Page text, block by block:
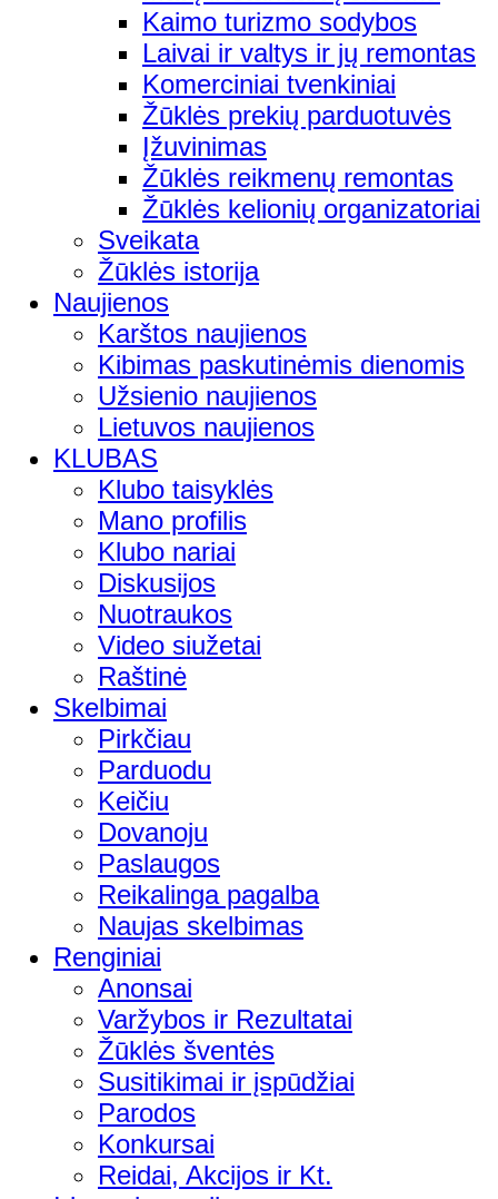
Kaimo turizmo sodybos
Laivai ir valtys ir jų remontas
Komerciniai tvenkiniai
Žūklės prekių parduotuvės
Įžuvinimas
Žūklės reikmenų remontas
Žūklės kelionių organizatoriai
Sveikata
Žūklės istorija
Naujienos
Karštos naujienos
Kibimas paskutinėmis dienomis
Užsienio naujienos
Lietuvos naujienos
KLUBAS
Klubo taisyklės
Mano profilis
Klubo nariai
Diskusijos
Nuotraukos
Video siužetai
Raštinė
Skelbimai
Pirkčiau
Parduodu
Keičiu
Dovanoju
Paslaugos
Reikalinga pagalba
Naujas skelbimas
Renginiai
Anonsai
Varžybos ir Rezultatai
Žūklės šventės
Susitikimai ir įspūdžiai
Parodos
Konkursai
Reidai, Akcijos ir Kt.